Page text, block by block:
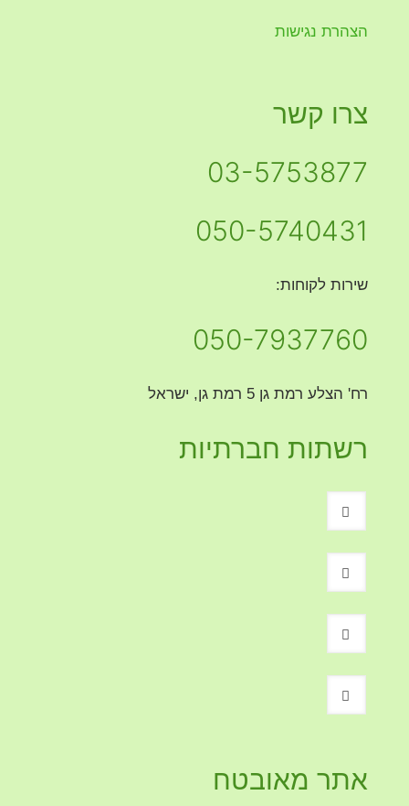
הצהרת נגישות
צרו קשר
03-5753877
050-5740431
שירות לקוחות:
050-7937760
רח' הצלע רמת גן 5 רמת גן, ישראל
רשתות חברתיות
אתר מאובטח